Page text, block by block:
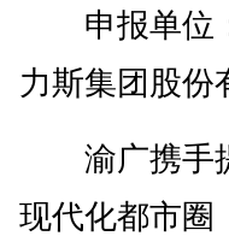
申报单位：
力斯集团股份
渝广携手提
现代化都市圈